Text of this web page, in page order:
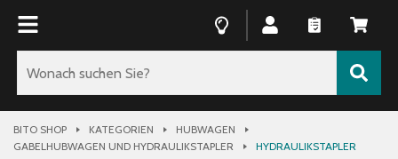
BITO SHOP KATEGORIEN
HUBWAGEN
GABELHUBWAGEN UND HYDRAULIKSTAPLER
HYDRAULIKSTAPLER